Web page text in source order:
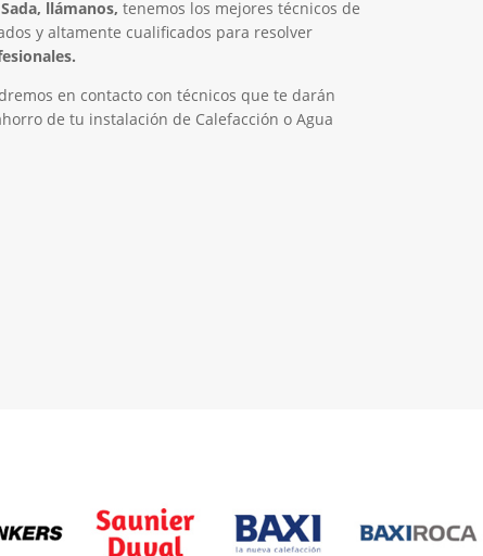
llámanos, tenemos los mejores técnicos de
y altamente cualificados para resolver
en contacto con técnicos que te darán
de tu instalación de Calefacción o Agua